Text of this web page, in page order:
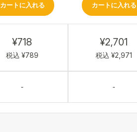
カートに入れる
¥718
税込 ¥789
-
カートに入れる
¥2,701
税込 ¥2,971
-